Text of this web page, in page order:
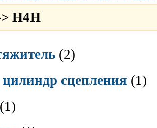
H4H
(2)
сцепления (1)
(1)